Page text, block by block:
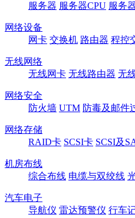
服务器 服务器CPU 服务
网络设备
网卡 交换机 路由器 程控
无线网络
无线网卡 无线路由器 无
网络安全
防火墙 UTM 防毒及邮件
网络存储
RAID卡 SCSI卡 SCSI及
机房布线
综合布线 电缆与双绞线
汽车电子
导航仪 雷达预警仪 行车